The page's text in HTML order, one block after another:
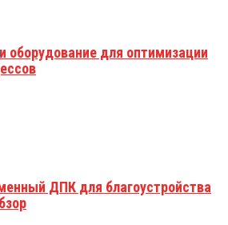
оборудование для оптимизации
ДПК для благоустройства